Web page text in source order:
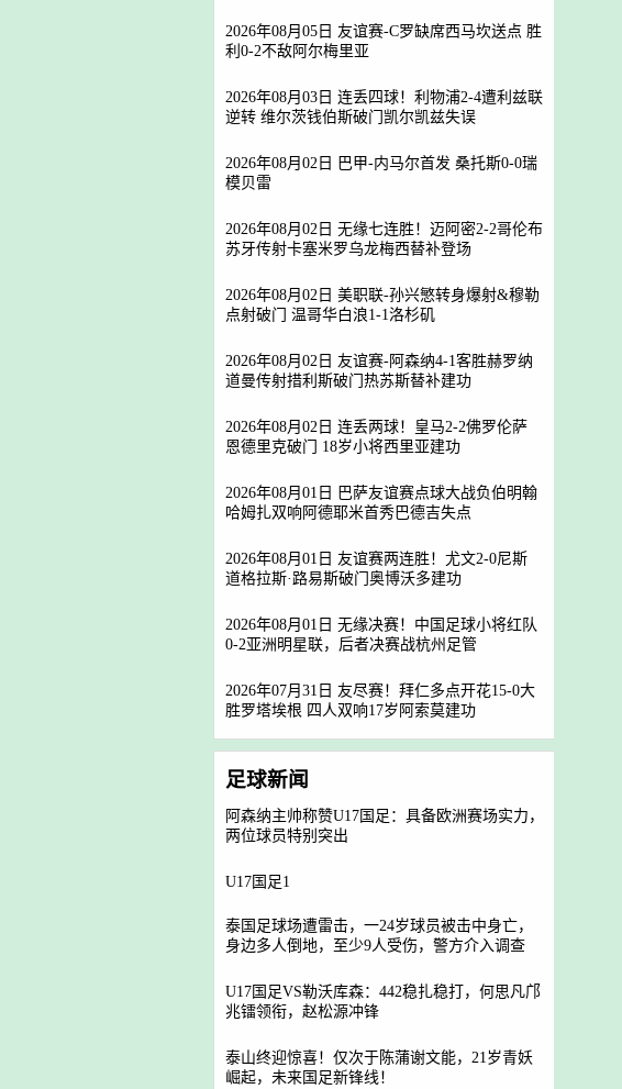
2026年08月05日 友谊赛-C罗缺席西马坎送点 胜
利0-2不敌阿尔梅里亚
2026年08月03日 连丢四球！利物浦2-4遭利兹联
逆转 维尔茨钱伯斯破门凯尔凯兹失误
2026年08月02日 巴甲-内马尔首发 桑托斯0-0瑞
模贝雷
2026年08月02日 无缘七连胜！迈阿密2-2哥伦布
苏牙传射卡塞米罗乌龙梅西替补登场
2026年08月02日 美职联-孙兴慜转身爆射&穆勒
点射破门 温哥华白浪1-1洛杉矶
2026年08月02日 友谊赛-阿森纳4-1客胜赫罗纳
道曼传射措利斯破门热苏斯替补建功
2026年08月02日 连丢两球！皇马2-2佛罗伦萨
恩德里克破门 18岁小将西里亚建功
2026年08月01日 巴萨友谊赛点球大战负伯明翰
哈姆扎双响阿德耶米首秀巴德吉失点
2026年08月01日 友谊赛两连胜！尤文2-0尼斯
道格拉斯·路易斯破门奥博沃多建功
2026年08月01日 无缘决赛！中国足球小将红队
0-2亚洲明星联，后者决赛战杭州足管
2026年07月31日 友尽赛！拜仁多点开花15-0大
胜罗塔埃根 四人双响17岁阿索莫建功
足球新闻
阿森纳主帅称赞U17国足：具备欧洲赛场实力，
两位球员特别突出
U17国足1
泰国足球场遭雷击，一24岁球员被击中身亡，
身边多人倒地，至少9人受伤，警方介入调查
U17国足VS勒沃库森：442稳扎稳打，何思凡邝
兆镭领衔，赵松源冲锋
泰山终迎惊喜！仅次于陈蒲谢文能，21岁青妖
崛起，未来国足新锋线！